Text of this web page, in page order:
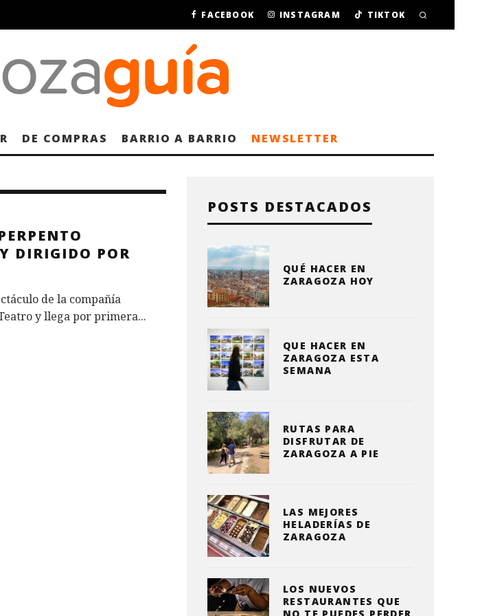
FACEBOOK INSTAGRAM TIKTOK
DE COMPRAS BARRIO A BARRIO NEWSLETTER
DIRIGIDO POR
de la compañía
y llega por primera...
POSTS DESTACADOS
QUÉ HACER EN
ZARAGOZA HOY
QUE HACER EN
ZARAGOZA ESTA
SEMANA
RUTAS PARA
DISFRUTAR DE
ZARAGOZA A PIE
LAS MEJORES
HELADERÍAS DE
ZARAGOZA
LOS NUEVOS
RESTAURANTES QUE
NO TE PUEDES PERDER